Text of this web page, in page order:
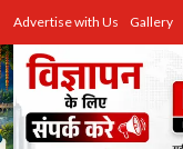
Advertise with Us Gallery
उत्तर प्रदेश
Advertise with Us